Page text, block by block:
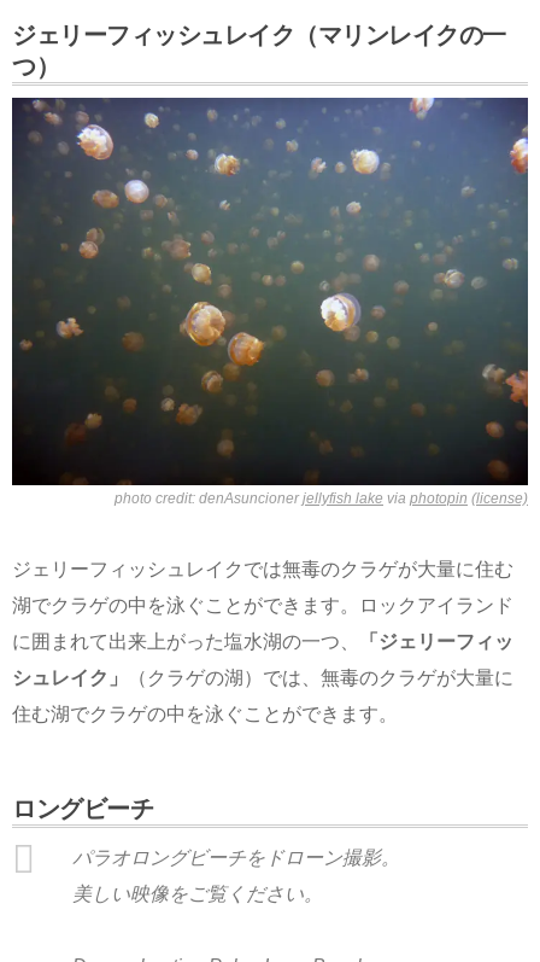
ジェリーフィッシュレイク（マリンレイクの一
つ）
photo credit: denAsuncionerjellyfish lake via photopin (license)
ジェリーフィッシュレイクでは無毒のクラゲが大量に住む
湖でクラゲの中を泳ぐことができます。ロックアイランド
に囲まれて出来上がった塩水湖の一つ、
「ジェリーフィッ
シュレイク」
（クラゲの湖）では、無毒のクラゲが大量に
住む湖でクラゲの中を泳ぐことができます。
ロングビーチ
パラオロングビーチをドローン撮影。
美しい映像をご覧ください。